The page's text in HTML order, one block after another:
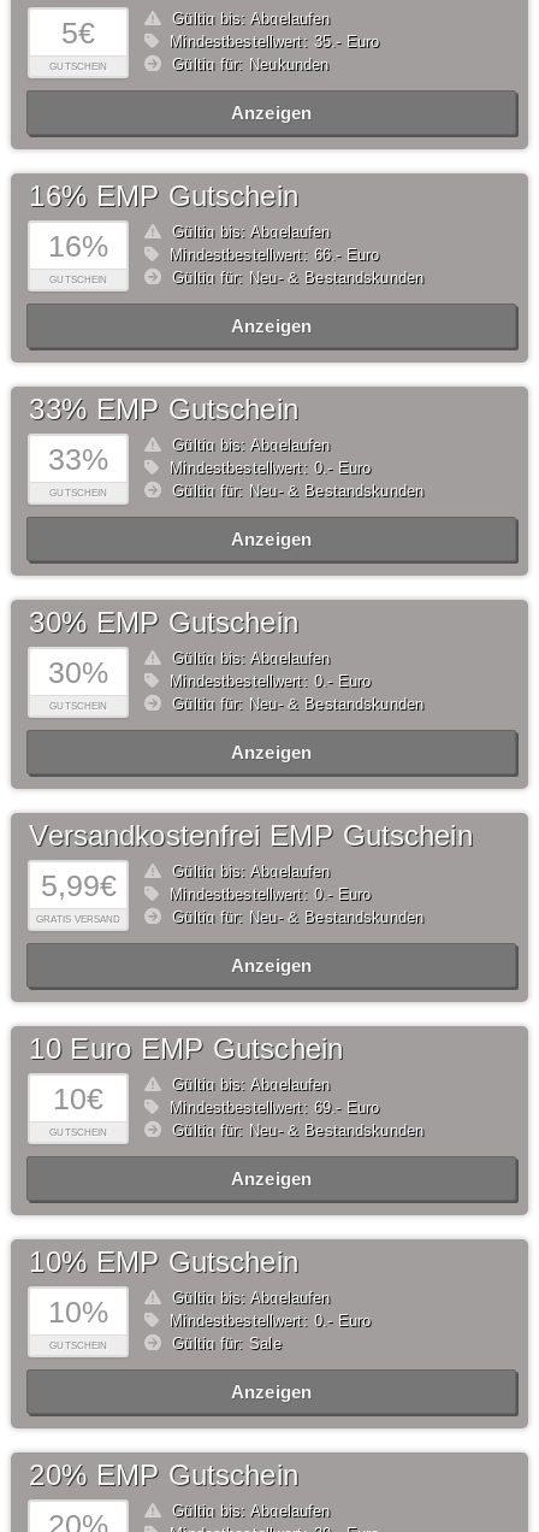
5€
GUTSCHEIN
Gültig bis: Abgelaufen
Mindestbestellwert: 35,- Euro
Gültig für: Neukunden
Anzeigen
16%
GUTSCHEIN
16% EMP Gutschein
Gültig bis: Abgelaufen
Mindestbestellwert: 66,- Euro
Gültig für: Neu- & Bestandskunden
Anzeigen
33%
GUTSCHEIN
33% EMP Gutschein
Gültig bis: Abgelaufen
Mindestbestellwert: 0,- Euro
Gültig für: Neu- & Bestandskunden
Anzeigen
30%
GUTSCHEIN
30% EMP Gutschein
Gültig bis: Abgelaufen
Mindestbestellwert: 0,- Euro
Gültig für: Neu- & Bestandskunden
Anzeigen
5,99€
GRATIS VERSAND
Versandkostenfrei EMP Gutschein
Gültig bis: Abgelaufen
Mindestbestellwert: 0,- Euro
Gültig für: Neu- & Bestandskunden
Anzeigen
10€
GUTSCHEIN
10 Euro EMP Gutschein
Gültig bis: Abgelaufen
Mindestbestellwert: 69,- Euro
Gültig für: Neu- & Bestandskunden
Anzeigen
10%
GUTSCHEIN
10% EMP Gutschein
Gültig bis: Abgelaufen
Mindestbestellwert: 0,- Euro
Gültig für: Sale
Anzeigen
20%
20% EMP Gutschein
Gültig bis: Abgelaufen